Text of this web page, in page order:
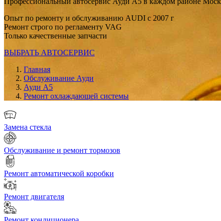
Опыт по ремонту и обслуживанию AUDI с 2007 г
Ремонт строго по регламенту VAG
Только качественные запчасти
ВЫБРАТЬ АВТОСЕРВИС
Главная
Обслуживание Ауди
Ауди А5
Ремонт охлаждающей системы
Замена стекла
Обслуживание и ремонт тормозов
Ремонт автоматической коробки
Ремонт двигателя